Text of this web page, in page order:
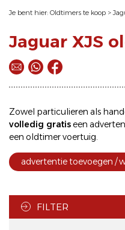
Je bent hier: Oldtimers te koop >
Jaguar XJS
Zowel particulieren als
volledig gratis een
een oldtimer voertuig.
advertentie toevoegen /
FILTER